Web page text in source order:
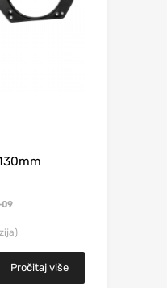
09
Pročitaj više